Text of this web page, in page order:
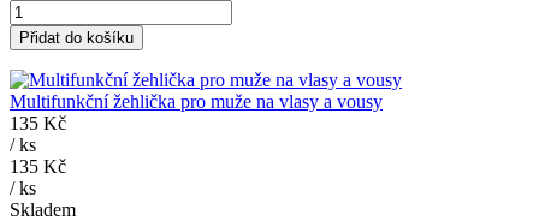
Přidat do košíku
Multifunkční žehlička pro muže na vlasy a vousy
135 Kč
/ks
135 Kč
/ks
Skladem